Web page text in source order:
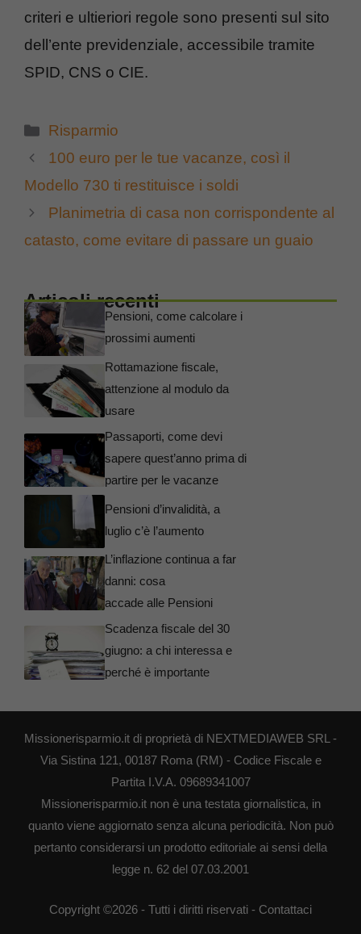
criteri e ultieriori regole sono presenti sul sito
dell’ente previdenziale, accessibile tramite
SPID, CNS o CIE.
Categorie
Risparmio
100 euro per le tue vacanze, così il
Modello 730 ti restituisce i soldi
Planimetria di casa non corrispondente al
catasto, come evitare di passare un guaio
Articoli recenti
Pensioni, come calcolare i
prossimi aumenti
Rottamazione fiscale,
attenzione al modulo da
usare
Passaporti, come devi
sapere quest’anno prima di
partire per le vacanze
Pensioni d’invalidità, a
luglio c’è l’aumento
L’inflazione continua a far
danni: cosa
accade alle Pensioni
Scadenza fiscale del 30
giugno: a chi interessa e
perché è importante
Missionerisparmio.it di proprietà di NEXTMEDIAWEB SRL -
Via Sistina 121, 00187 Roma (RM) - Codice Fiscale e
Partita I.V.A. 09689341007
Missionerisparmio.it non è una testata giornalistica, in
quanto viene aggiornato senza alcuna periodicità. Non può
pertanto considerarsi un prodotto editoriale ai sensi della
legge n. 62 del 07.03.2001
Copyright ©2026 - Tutti i diritti riservati - Contattaci